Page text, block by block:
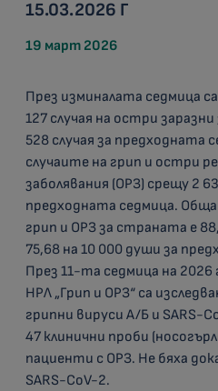
15.03.2026 Г
19 март 2026
През изминалата седмица
127 случая на остри
528 случая за предходната
случаите на грип и остри
заболявания (ОРЗ) срещу 2
предходната седмица.
грип и ОРЗ за страната е
75,68 на 10 000 души за
През 11-та седмица на 2026
НРЛ „Грип и ОРЗ“ са
грипни вируси А/Б и SARS-
47 клинични проби
пациенти с ОРЗ. Не бяха
SARS-CoV-2.